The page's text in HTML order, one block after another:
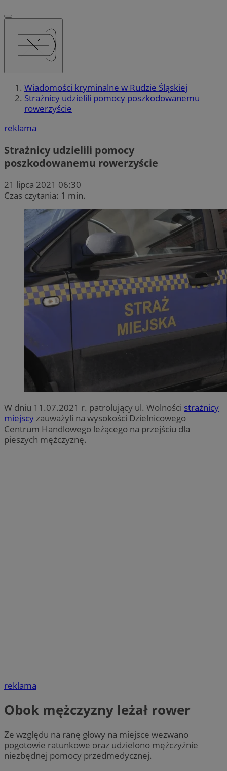
Wiadomości kryminalne w Rudzie Śląskiej
Strażnicy udzielili pomocy poszkodowanemu
rowerzyście
reklama
Strażnicy udzielili pomocy
poszkodowanemu rowerzyście
21 lipca 2021 06:30
Czas czytania: 1 min.
W dniu 11.07.2021 r. patrolujący ul. Wolności strażnicy
miejscyzauważyli na wysokości Dzielnicowego
Centrum Handlowego leżącego na przejściu dla
pieszych mężczyznę.
reklama
Obok mężczyzny leżał rower
Ze względu na ranę głowy na miejsce wezwano
pogotowie ratunkowe oraz udzielono mężczyźnie
niezbędnej pomocy przedmedycznej.